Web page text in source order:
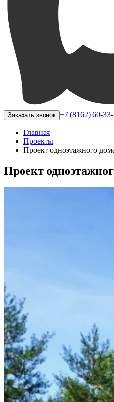
Заказать звонок +7 (8162) 60-
Главная
Проекты
Проект одноэтажного
Проект